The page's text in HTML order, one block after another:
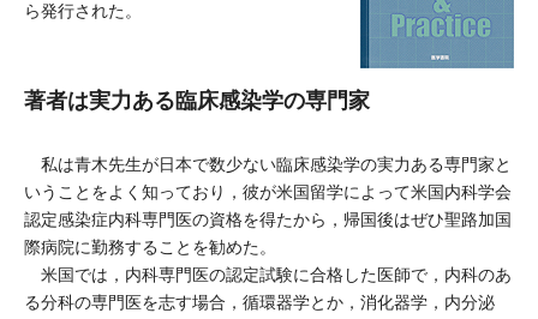
ら発行された。
著者は実力ある臨床感染学の専門家
私は青木先生が日本で数少ない臨床感染学の実力ある専門家と
いうことをよく知っており，彼が米国留学によって米国内科学会
認定感染症内科専門医の資格を得たから，帰国後はぜひ聖路加国
際病院に勤務することを勧めた。
米国では，内科専門医の認定試験に合格した医師で，内科のあ
る分科の専門医を志す場合，循環器学とか，消化器学，内分泌